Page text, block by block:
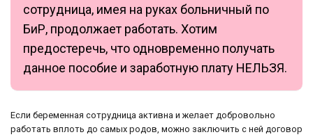
сотрудница, имея на руках больничный по
БиР, продолжает работать. Хотим
предостеречь, что одновременно получать
данное пособие и заработную плату НЕЛЬЗЯ.
Если беременная сотрудница активна и желает добровольно
работать вплоть до самых родов, можно заключить с ней договор